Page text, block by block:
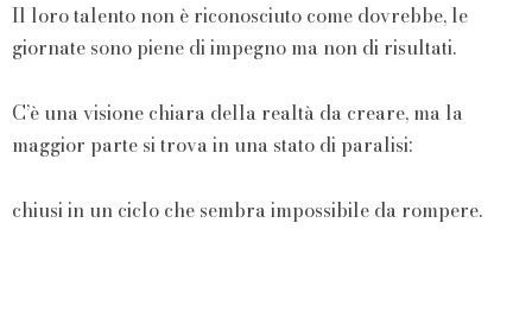
Il loro talento non è riconosciuto come dovrebbe, le
giornate sono piene di impegno ma non di risultati.
C’è una visione chiara della realtà da creare, ma la
maggior parte si trova in una stato di paralisi:
chiusi in un ciclo che sembra impossibile da rompere.